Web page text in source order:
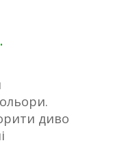
диво